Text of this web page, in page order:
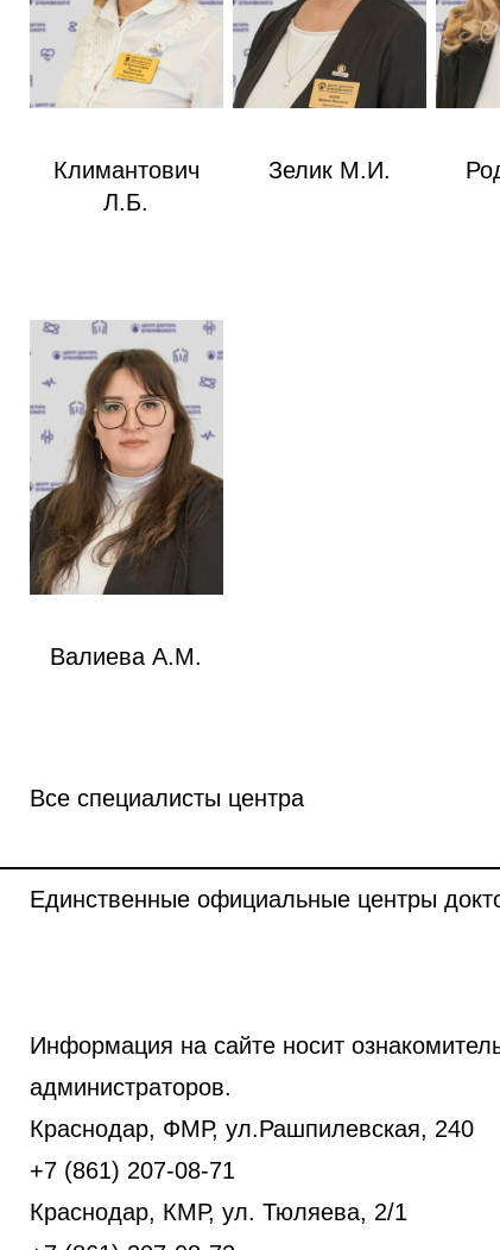
Климантович
Л.Б.
Зелик М.И.
Валиева А.М.
Все специалисты центра
Единственные официальные центры
Информация на сайте носит
администраторов.
Краснодар, ФМР, ул.Рашпилевская, 240
+7 (861) 207-08-71
Краснодар, КМР, ул. Тюляева, 2/1